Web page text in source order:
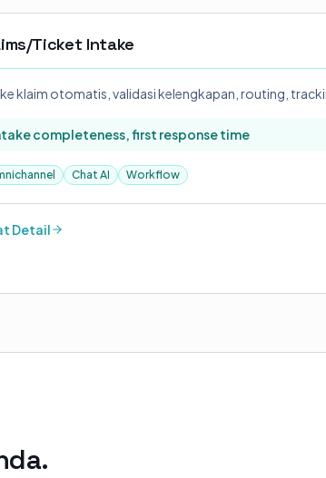
Ticket Intake
klaim otomatis, validasi kelengkapan, routing,
completeness, first response time
Chat AI Workflow
Detail